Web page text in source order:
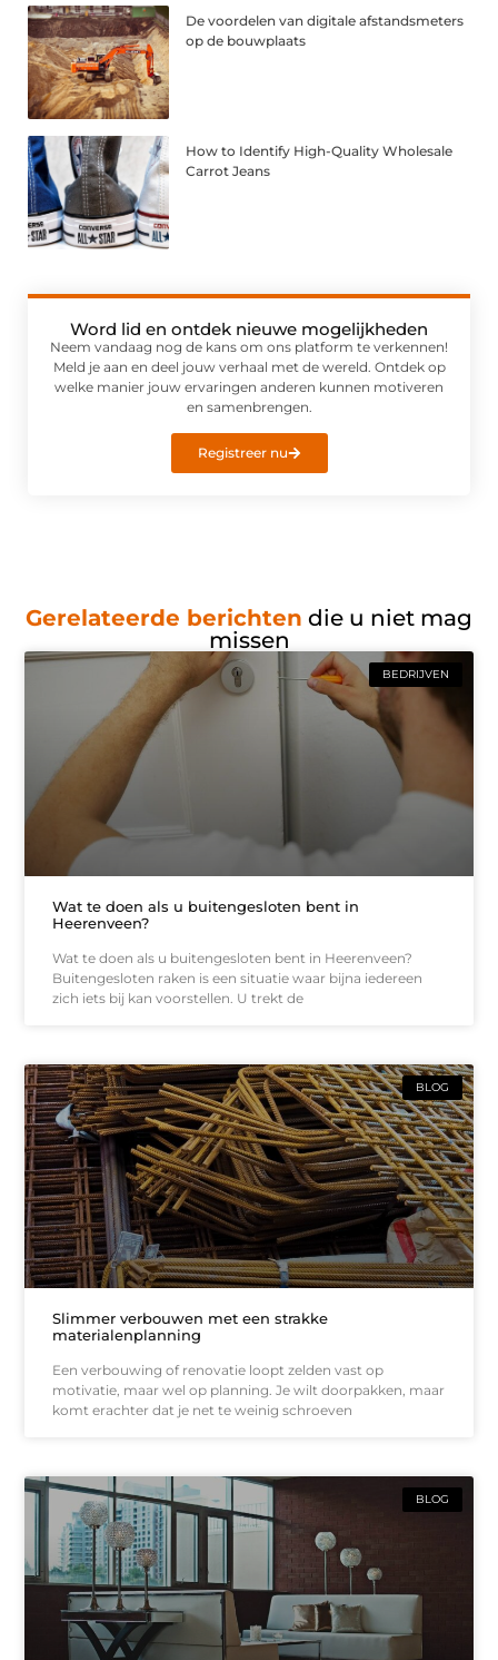
De voordelen van digitale afstandsmeters
op de bouwplaats
How to Identify High-Quality Wholesale
Carrot Jeans
Word lid en ontdek nieuwe mogelijkheden
Neem vandaag nog de kans om ons platform te verkennen!
Meld je aan en deel jouw verhaal met de wereld. Ontdek op
welke manier jouw ervaringen anderen kunnen motiveren
en samenbrengen.
Registreer nu
Gerelateerde berichten die u niet mag
missen
BEDRIJVEN
Wat te doen als u buitengesloten bent in
Heerenveen?
Wat te doen als u buitengesloten bent in Heerenveen?
Buitengesloten raken is een situatie waar bijna iedereen
zich iets bij kan voorstellen. U trekt de
BLOG
Slimmer verbouwen met een strakke
materialenplanning
Een verbouwing of renovatie loopt zelden vast op
motivatie, maar wel op planning. Je wilt doorpakken, maar
komt erachter dat je net te weinig schroeven
BLOG